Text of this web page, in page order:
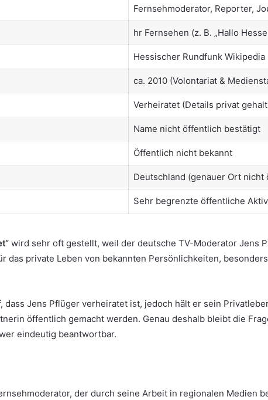
Fernsehmoderator, Reporter,
hr Fernsehen (z. B. „Hallo
Hessischer Rundfunk Wikipedia
ca. 2010 (Volontariat &
Verheiratet (Details privat
Name nicht öffentlich bestätigt
Öffentlich nicht bekannt
Deutschland (genauer Ort nicht
Sehr begrenzte öffentliche
wird sehr oft gestellt, weil der deutsche TV-Moderator Jens
das private Leben von bekannten Persönlichkeiten,
Jens Pflüger verheiratet ist, jedoch hält er sein
öffentlich gemacht werden. Genau deshalb bleibt die
eindeutig beantwortbar.
der durch seine Arbeit in regionalen Medien